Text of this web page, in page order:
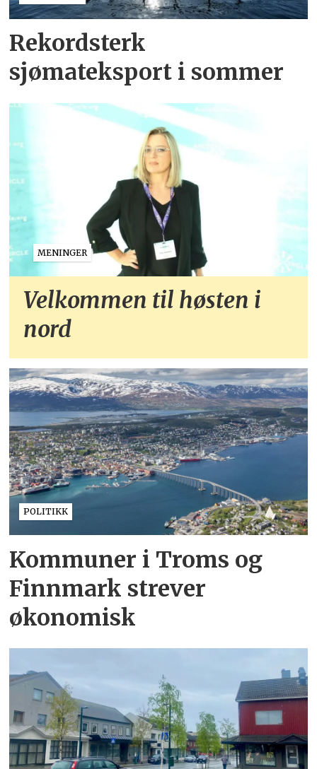
Rekordsterk
sjømateksport i sommer
MENINGER
Velkommen til høsten i
nord
POLITIKK
Kommuner i Troms og
Finnmark strever
økonomisk